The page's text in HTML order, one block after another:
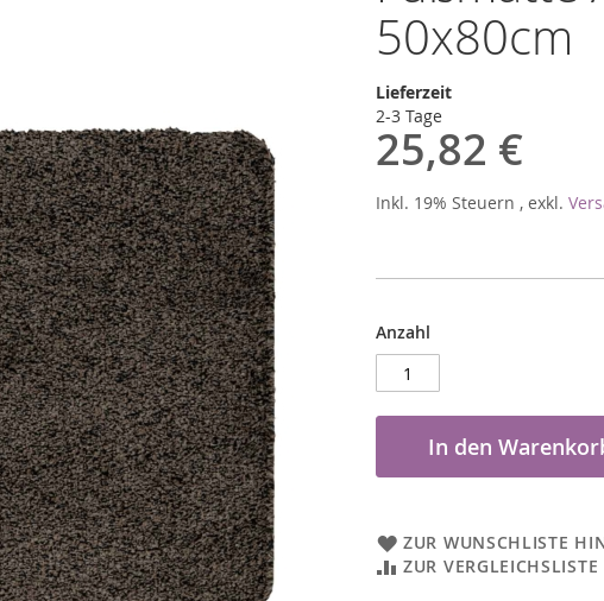
50x80cm
Lieferzeit
2-3 Tage
25,82 €
Inkl. 19% Steuern , exkl.
Anzahl
In den
ZUR WUNSCHLISTE
ZUR